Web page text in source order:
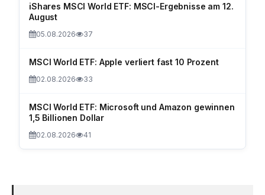
iShares MSCI World ETF: MSCI-Ergebnisse am 12.
August
05.08.2026 37
MSCI World ETF: Apple verliert fast 10 Prozent
02.08.2026 33
MSCI World ETF: Microsoft und Amazon gewinnen
1,5 Billionen Dollar
02.08.2026 41